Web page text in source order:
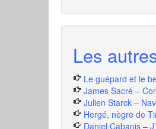
Les
Le guépard et le
James Sacré –
Julien Starck –
Hergé, nègre de
Daniel Cabanis –